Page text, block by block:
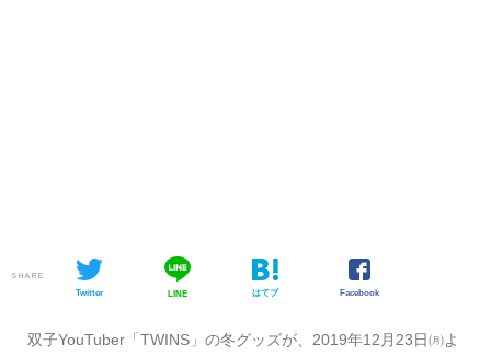
SHARE
Twitter LINE はてブ Facebook
双子YouTuber「TWINS」の冬グッズが、2019年12月23日㈪よ